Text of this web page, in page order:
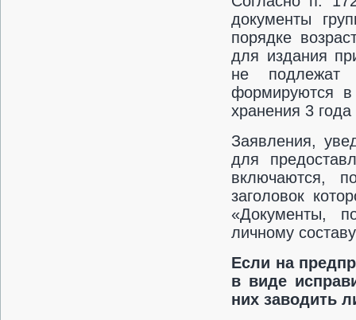
документы
порядке
для издания
не подлежат
формируются в
хранения 3
Заявления,
для
включаются,
заголовок
«Документы,
личному
Если на
в виде
них заводить